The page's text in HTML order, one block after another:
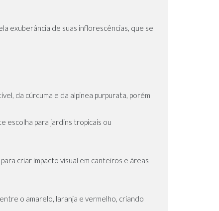
exuberância de suas inflorescências, que se
da cúrcuma e da alpinea purpurata, porém
escolha para jardins tropicais ou
criar impacto visual em canteiros e áreas
o amarelo, laranja e vermelho, criando